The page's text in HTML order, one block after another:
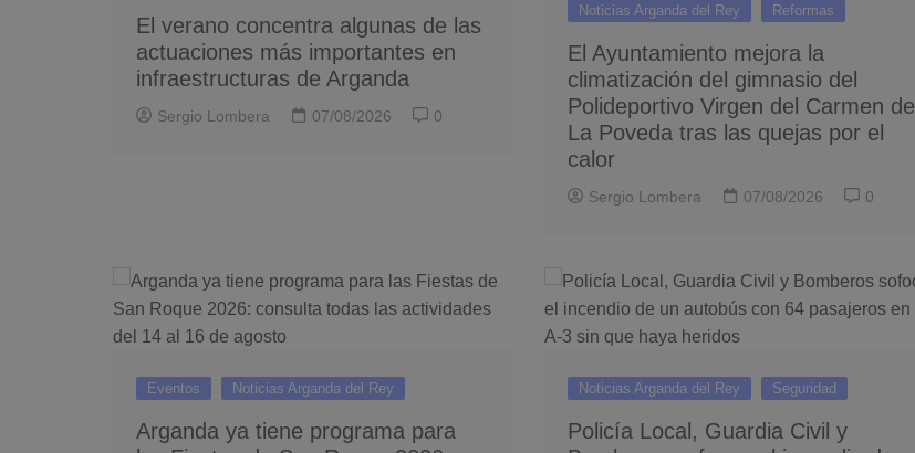
El verano concentra algunas de las
actuaciones más importantes en
infraestructuras de Arganda
Sergio Lombera 07/08/2026 0
Noticias Arganda del Rey Reformas
El Ayuntamiento mejora la
climatización del gimnasio del
Polideportivo Virgen del Carmen de
La Poveda tras las quejas por el
calor
Sergio Lombera 07/08/2026 0
Eventos Noticias Arganda del Rey
Arganda ya tiene programa para
Noticias Arganda del Rey Seguridad
Policía Local, Guardia Civil y